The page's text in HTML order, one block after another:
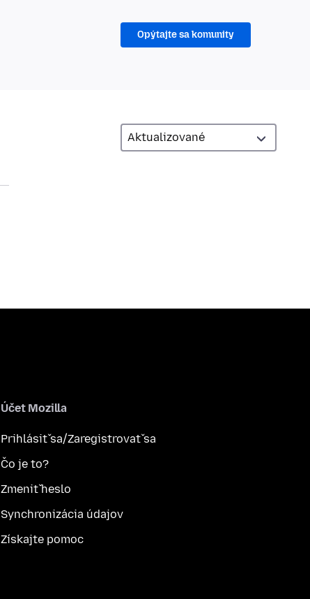
Opýtajte sa komunity
Účet Mozilla
Prihlásiť sa/Zaregistrovať sa
Čo je to?
Zmeniť heslo
Synchronizácia údajov
Získajte pomoc